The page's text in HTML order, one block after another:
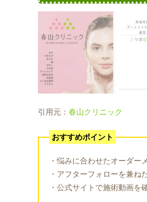
引用元： 春山クリニック
おすすめポイント
・悩みに合わせたオーダー
・アフターフォローを兼ね
・公式サイトで施術動画を